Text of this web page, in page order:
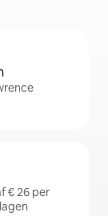
€ 26 per